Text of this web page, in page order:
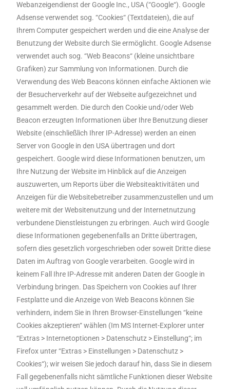
Webanzeigendienst der Google Inc., USA (“Google“). Google
Adsense verwendet sog. “Cookies“ (Textdateien), die auf
Ihrem Computer gespeichert werden und die eine Analyse der
Benutzung der Website durch Sie ermöglicht. Google Adsense
verwendet auch sog. “Web Beacons“ (kleine unsichtbare
Grafiken) zur Sammlung von Informationen. Durch die
Verwendung des Web Beacons können einfache Aktionen wie
der Besucherverkehr auf der Webseite aufgezeichnet und
gesammelt werden. Die durch den Cookie und/oder Web
Beacon erzeugten Informationen über Ihre Benutzung dieser
Website (einschließlich Ihrer IP-Adresse) werden an einen
Server von Google in den USA übertragen und dort
gespeichert. Google wird diese Informationen benutzen, um
Ihre Nutzung der Website im Hinblick auf die Anzeigen
auszuwerten, um Reports über die Websiteaktivitäten und
Anzeigen für die Websitebetreiber zusammenzustellen und um
weitere mit der Websitenutzung und der Internetnutzung
verbundene Dienstleistungen zu erbringen. Auch wird Google
diese Informationen gegebenenfalls an Dritte übertragen,
sofern dies gesetzlich vorgeschrieben oder soweit Dritte diese
Daten im Auftrag von Google verarbeiten. Google wird in
keinem Fall Ihre IP-Adresse mit anderen Daten der Google in
Verbindung bringen. Das Speichern von Cookies auf Ihrer
Festplatte und die Anzeige von Web Beacons können Sie
verhindern, indem Sie in Ihren Browser-Einstellungen “keine
Cookies akzeptieren“ wählen (Im MS Internet-Explorer unter
“Extras > Internetoptionen > Datenschutz > Einstellung“; im
Firefox unter “Extras > Einstellungen > Datenschutz >
Cookies“); wir weisen Sie jedoch darauf hin, dass Sie in diesem
Fall gegebenenfalls nicht sämtliche Funktionen dieser Website